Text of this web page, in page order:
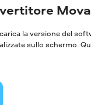
la versione del
sullo schermo.